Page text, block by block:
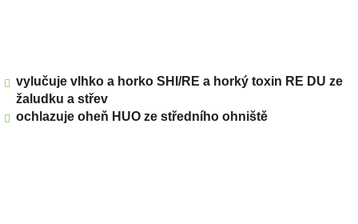
vylučuje vlhko a horko SHI/RE a horký toxin RE DU ze
žaludku a střev
ochlazuje oheň HUO ze středního ohniště